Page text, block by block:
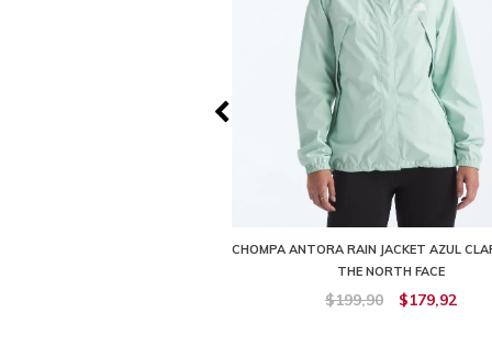
CHOMPA ANTORA RAIN JACKET AZUL
THE NORTH FACE
$199,90 $179,92